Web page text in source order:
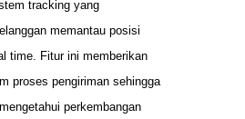
tracking yang
memantau posisi
time. Fitur ini memberikan
proses pengiriman sehingga
perkembangan